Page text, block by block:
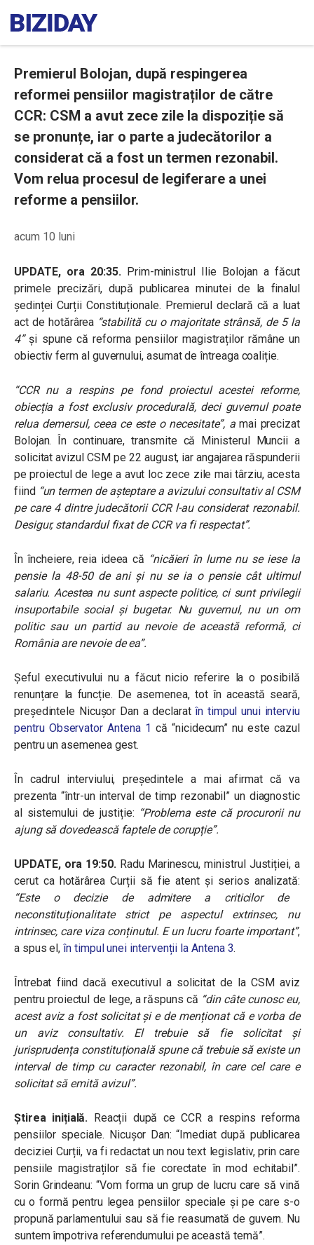
Premierul Bolojan, după respingerea
reformei pensiilor magistraților de către
CCR: CSM a avut zece zile la dispoziție să
se pronunțe, iar o parte a judecătorilor a
considerat că a fost un termen rezonabil.
Vom relua procesul de legiferare a unei
reforme a pensiilor.
acum 10 luni
UPDATE, ora 20:35. Prim-ministrul Ilie Bolojan a făcut
primele precizări, după publicarea minutei de la finalul
ședinței Curții Constituționale. Premierul declară că a luat
act de hotărârea “stabilită cu o majoritate strânsă, de 5 la
4”și spune că reforma pensiilor magistraților rămâne un
obiectiv ferm al guvernului, asumat de întreaga coaliție.
“CCR nu a respins pe fond proiectul acestei reforme,
obiecția a fost exclusiv procedurală, deci guvernul poate
relua demersul, ceea ce este o necesitate”, amai precizat
Bolojan. În continuare, transmite că Ministerul Muncii a
solicitat avizul CSM pe 22 august, iar angajarea răspunderii
pe proiectul de lege a avut loc zece zile mai târziu, acesta
fiind “un termen de așteptare a avizului consultativ al CSM
pe care 4 dintre judecătorii CCR l-au considerat rezonabil.
Desigur, standardul fixat de CCR va fi respectat”.
În încheiere, reia ideea că “nicăieri în lume nu se iese la
pensie la 48-50 de ani și nu se ia o pensie cât ultimul
salariu. Acestea nu sunt aspecte politice, ci sunt privilegii
insuportabile social și bugetar. Nu guvernul, nu un om
politic sau un partid au nevoie de această reformă, ci
România are nevoie de ea”.
Șeful executivului nu a făcut nicio referire la o posibilă
renunțare la funcție. De asemenea, tot în această seară,
președintele Nicușor Dan a declaratîn timpul unui interviu
pentru Observator Antena 1 că “nicidecum” nu este cazul
pentru un asemenea gest.
În cadrul interviului, președintele a mai afirmat că va
prezenta “într-un interval de timp rezonabil” un diagnostic
al sistemului de justiție: “Problema este că procurorii nu
ajung să dovedească faptele de corupție”.
UPDATE, ora 19:50. Radu Marinescu, ministrul Justiției, a
cerut ca hotărârea Curții să fie atent și serios analizată:
“Este o decizie de admitere a criticilor de
neconstituționalitate strict pe aspectul extrinsec, nu
intrinsec, care viza conținutul. E un lucru foarte important”,
a spus el,în timpul unei intervenții la Antena 3.
Întrebat fiind dacă executivul a solicitat de la CSM aviz
pentru proiectul de lege, a răspuns că “din câte cunosc eu,
acest aviz a fost solicitat și e de menționat că e vorba de
un aviz consultativ. El trebuie să fie solicitat și
jurisprudența constituțională spune că trebuie să existe un
interval de timp cu caracter rezonabil, în care cel care e
solicitat să emită avizul”.
Știrea inițială. Reacții după ce CCR a respins reforma
pensiilor speciale. Nicușor Dan: “Imediat după publicarea
deciziei Curții, va fi redactat un nou text legislativ, prin care
pensiile magistraților să fie corectate în mod echitabil”.
Sorin Grindeanu: “Vom forma un grup de lucru care să vină
cu o formă pentru legea pensiilor speciale și pe care s-o
propună parlamentului sau să fie reasumată de guvern. Nu
suntem împotriva referendumului pe această temă”.